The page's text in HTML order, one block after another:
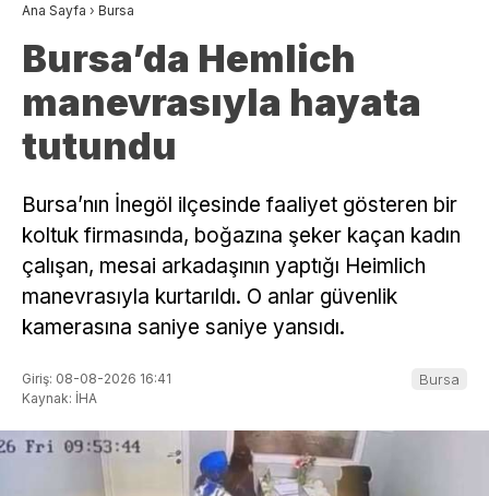
Ana Sayfa › Bursa
Bursa’da Hemlich
manevrasıyla hayata
tutundu
Bursa’nın İnegöl ilçesinde faaliyet gösteren bir
koltuk firmasında, boğazına şeker kaçan kadın
çalışan, mesai arkadaşının yaptığı Heimlich
manevrasıyla kurtarıldı. O anlar güvenlik
kamerasına saniye saniye yansıdı.
Giriş: 08-08-2026 16:41
Kaynak: İHA
Bursa